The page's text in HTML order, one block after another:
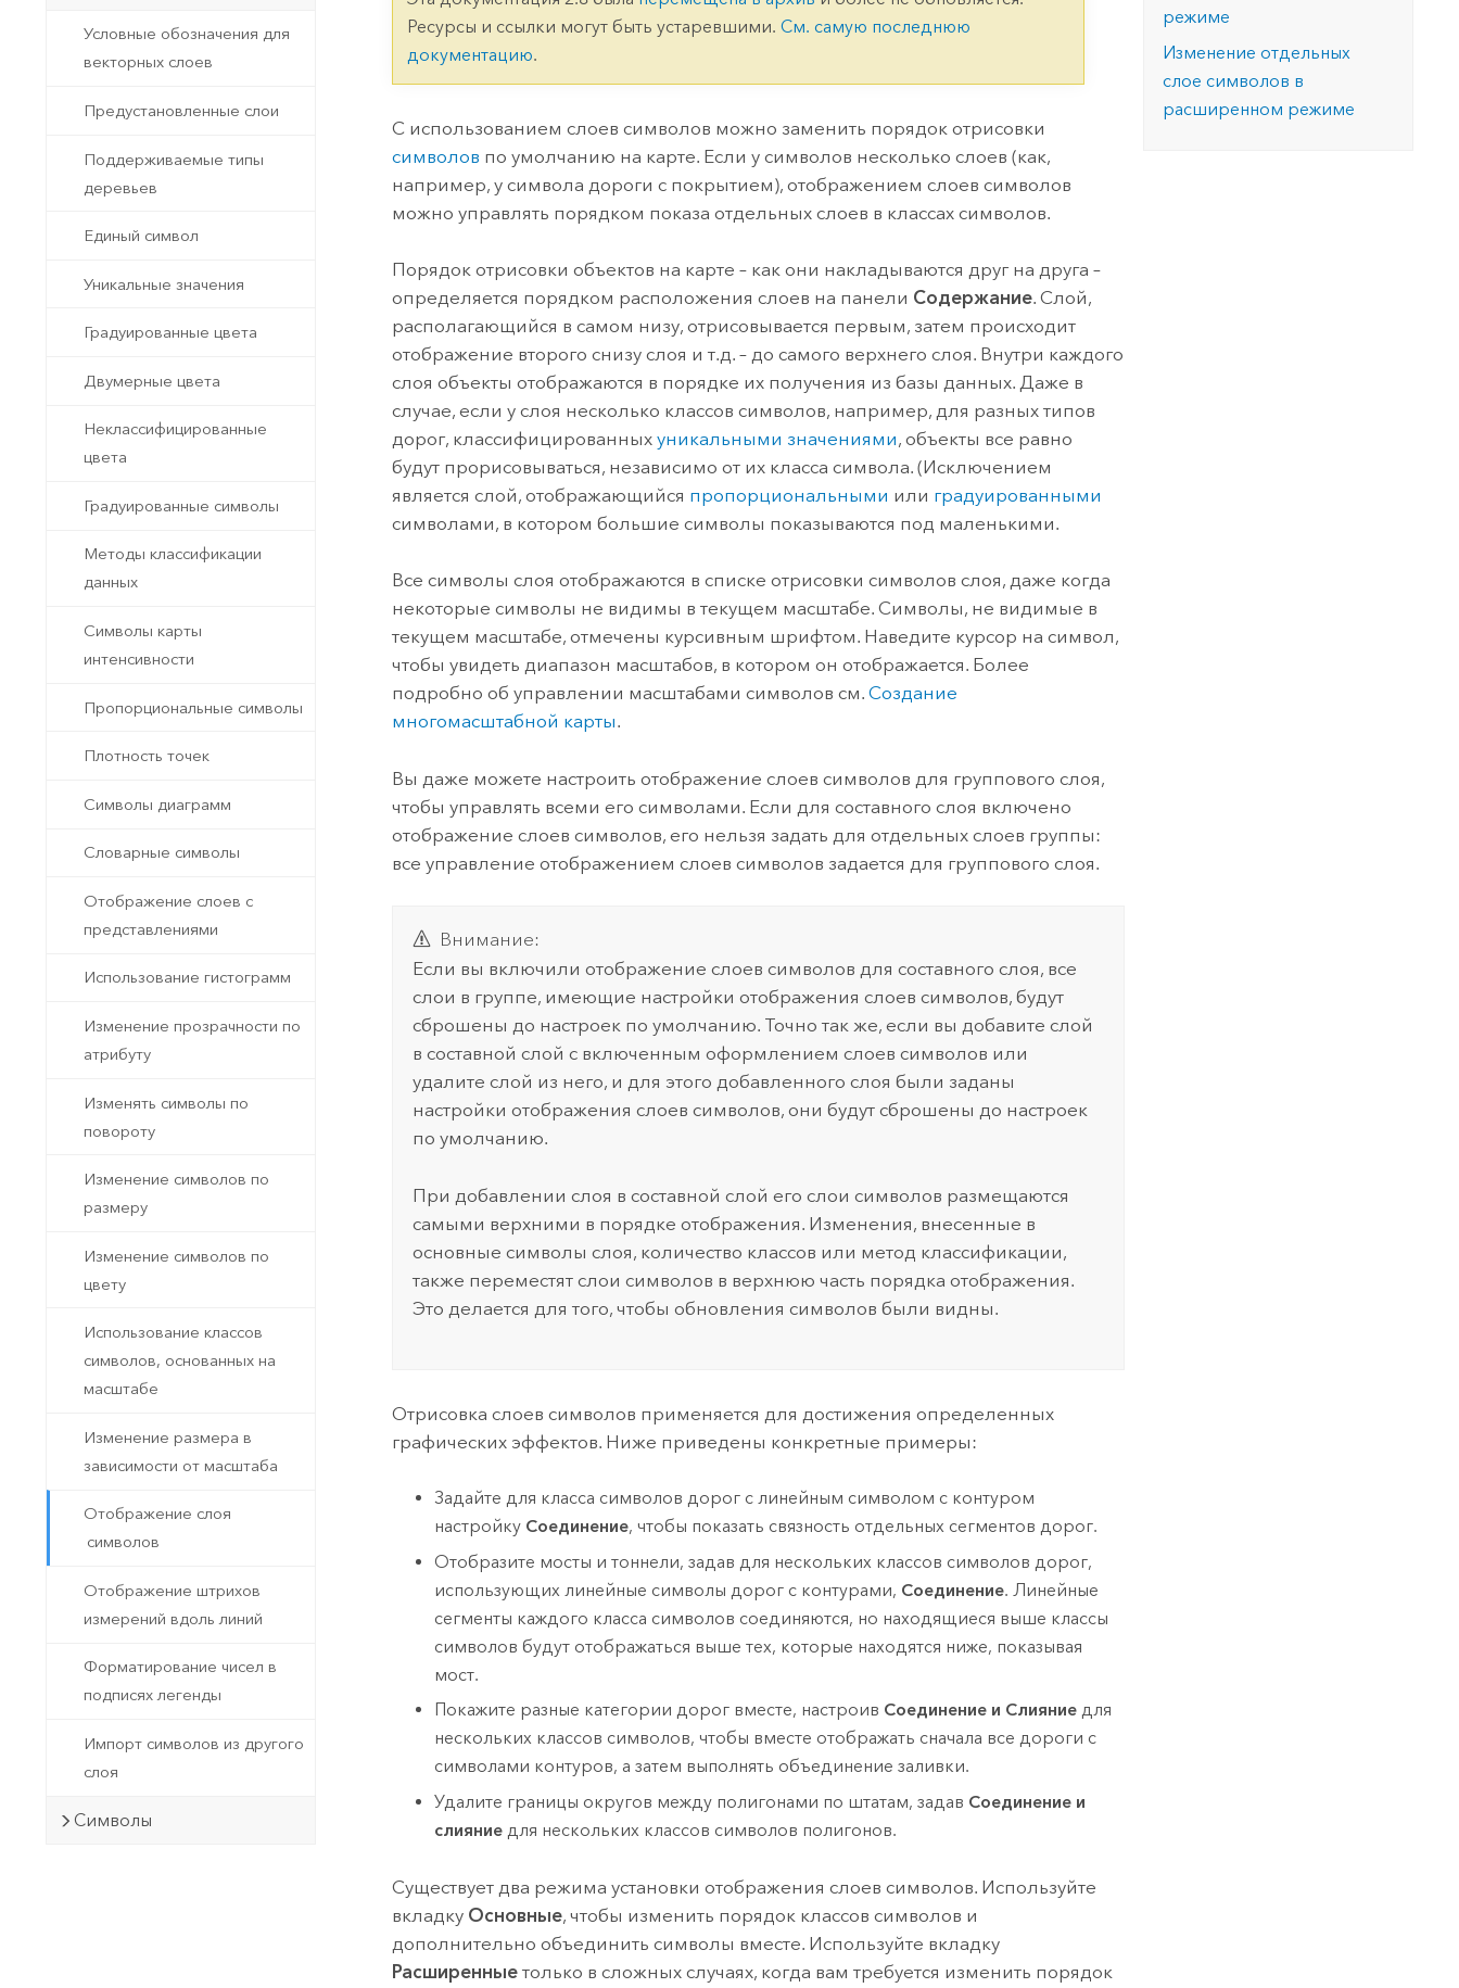
ГИС и картографии
Создание картографических
Изучить ArcGIS Pro
Все отрасли
данных, а также для получения
сложные задачи.
технологий
позволили провести критически важные
спасательные операции.
Условные обозначения для
векторных слоев
Предустановленные слои
Поддерживаемые типы
деревьев
Единый символ
Уникальные значения
Градуированные цвета
Двумерные цвета
Неклассифицированные
цвета
Градуированные символы
Методы классификации
данных
Символы карты
интенсивности
Пропорциональные символы
Плотность точек
Символы диаграмм
Словарные символы
Отображение слоев с
представлениями
Использование гистограмм
Изменение прозрачности по
атрибуту
Изменять символы по
повороту
Изменение символов по
размеру
Изменение символов по
цвету
Использование классов
символов, основанных на
масштабе
Изменение размера в
зависимости от масштаба
Отображение слоя
символов
Отображение штрихов
измерений вдоль линий
Форматирование чисел в
подписях легенды
Импорт символов из другого
слоя
Символы
Ресурсы и ссылки могут быть устаревшими.См. самую последнюю
документацию.
С использованием слоев символов можно заменить порядок отрисовки
символов по умолчанию на карте. Если у символов несколько слоев (как,
например, у символа дороги с покрытием), отображением слоев символов
можно управлять порядком показа отдельных слоев в классах символов.
Порядок отрисовки объектов на карте – как они накладываются друг на друга –
определяется порядком расположения слоев на панели Содержание. Слой,
располагающийся в самом низу, отрисовывается первым, затем происходит
отображение второго снизу слоя и т.д. – до самого верхнего слоя. Внутри каждого
слоя объекты отображаются в порядке их получения из базы данных. Даже в
случае, если у слоя несколько классов символов, например, для разных типов
дорог, классифицированныхуникальными значениями, объекты все равно
будут прорисовываться, независимо от их класса символа. (Исключением
является слой, отображающийся пропорциональными или градуированными
символами, в котором большие символы показываются под маленькими.
Все символы слоя отображаются в списке отрисовки символов слоя, даже когда
некоторые символы не видимы в текущем масштабе. Символы, не видимые в
текущем масштабе, отмечены курсивным шрифтом. Наведите курсор на символ,
чтобы увидеть диапазон масштабов, в котором он отображается. Более
подробно об управлении масштабами символов см.Создание
многомасштабной карты.
Вы даже можете настроить отображение слоев символов для группового слоя,
чтобы управлять всеми его символами. Если для составного слоя включено
отображение слоев символов, его нельзя задать для отдельных слоев группы:
все управление отображением слоев символов задается для группового слоя.
Внимание:
Если вы включили отображение слоев символов для составного слоя, все
слои в группе, имеющие настройки отображения слоев символов, будут
сброшены до настроек по умолчанию. Точно так же, если вы добавите слой
в составной слой с включенным оформлением слоев символов или
удалите слой из него, и для этого добавленного слоя были заданы
настройки отображения слоев символов, они будут сброшены до настроек
по умолчанию.
При добавлении слоя в составной слой его слои символов размещаются
самыми верхними в порядке отображения. Изменения, внесенные в
основные символы слоя, количество классов или метод классификации,
также переместят слои символов в верхнюю часть порядка отображения.
Это делается для того, чтобы обновления символов были видны.
Отрисовка слоев символов применяется для достижения определенных
графических эффектов. Ниже приведены конкретные примеры:
Задайте для класса символов дорог с линейным символом с контуром
настройку Соединение, чтобы показать связность отдельных сегментов дорог.
Отобразите мосты и тоннели, задав для нескольких классов символов дорог,
использующих линейные символы дорог с контурами, Соединение. Линейные
сегменты каждого класса символов соединяются, но находящиеся выше классы
символов будут отображаться выше тех, которые находятся ниже, показывая
мост.
Покажите разные категории дорог вместе, настроив Соединение и Слияниедля
нескольких классов символов, чтобы вместе отображать сначала все дороги с
символами контуров, а затем выполнять объединение заливки.
Удалите границы округов между полигонами по штатам, задав Соединение и
слияниедля нескольких классов символов полигонов.
Существует два режима установки отображения слоев символов. Используйте
вкладку Основные, чтобы изменить порядок классов символов и
дополнительно объединить символы вместе. Используйте вкладку
Расширенные только в сложных случаях, когда вам требуется изменить порядок
режиме
Изменение отдельных
слое символов в
расширенном режиме